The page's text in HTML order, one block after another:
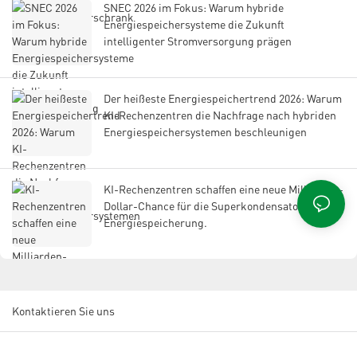
SNEC 2026 im Fokus: Warum hybride
Energiespeichersysteme die Zukunft
intelligenter Stromversorgung prägen
Der heißeste Energiespeichertrend 2026: Warum
KI-Rechenzentren die Nachfrage nach hybriden
Energiespeichersystemen beschleunigen
KI-Rechenzentren schaffen eine neue Milliarden-
Dollar-Chance für die Superkondensator-
Energiespeicherung.
Kontaktieren Sie uns